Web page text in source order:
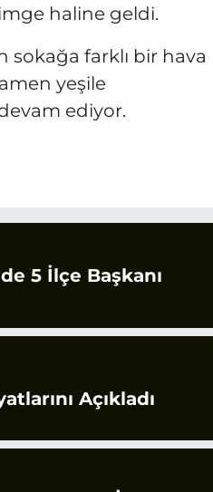
haline geldi.
sokağa farklı bir hava
yeşile
ediyor.
5 İlçe Başkanı
Açıkladı